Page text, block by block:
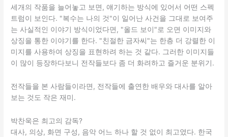
세개의 작품을 늘어놓고 보면, 얘기하는 방식에 있어서 어떤 스펙
트럼이 보인다. "복수는 나의 것"이 일어난 사건을 그대로 보여주
는 사실적인 이야기 방식이었다면, "올드 보이"로 오면 이미지와
상징을 통한 이야기를 한다. "친절한 금자씨"는 한층 더 강렬한 이
미지를 사용하여 상징을 표현하려 하는 것 같다. 그러한 이미지들
이 많이 등장하다보니 전작들보다 좀 더 화려하고 즐거운 분위기.
전작들을 본 사람들이라면, 전작들에 출연한 배우와 대사를 알아
보는 것도 작은 재미.
박찬욱은 최고의 감독?
대사, 의상, 화면 구성, 음악 어느 하나 할 것 없이 최고였다. 한국